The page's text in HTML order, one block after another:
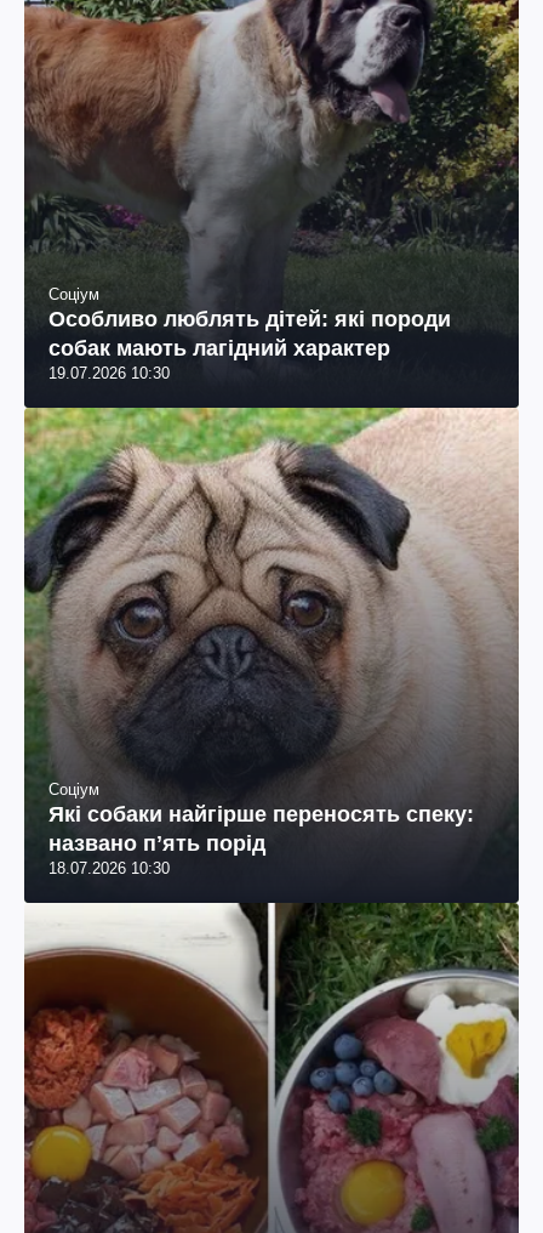
Соціум
Особливо люблять дітей: які породи
собак мають лагідний характер
19.07.2026 10:30
Соціум
Які собаки найгірше переносять спеку:
названо пʼять порід
18.07.2026 10:30